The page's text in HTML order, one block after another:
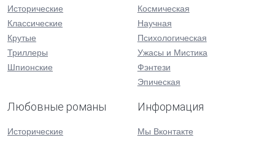
Исторические
Классические
Крутые
Триллеры
Шпионские
Космическая
Научная
Психологическая
Ужасы и Мистика
Фэнтези
Эпическая
Любовные романы
Исторические
Информация
Мы Вконтакте